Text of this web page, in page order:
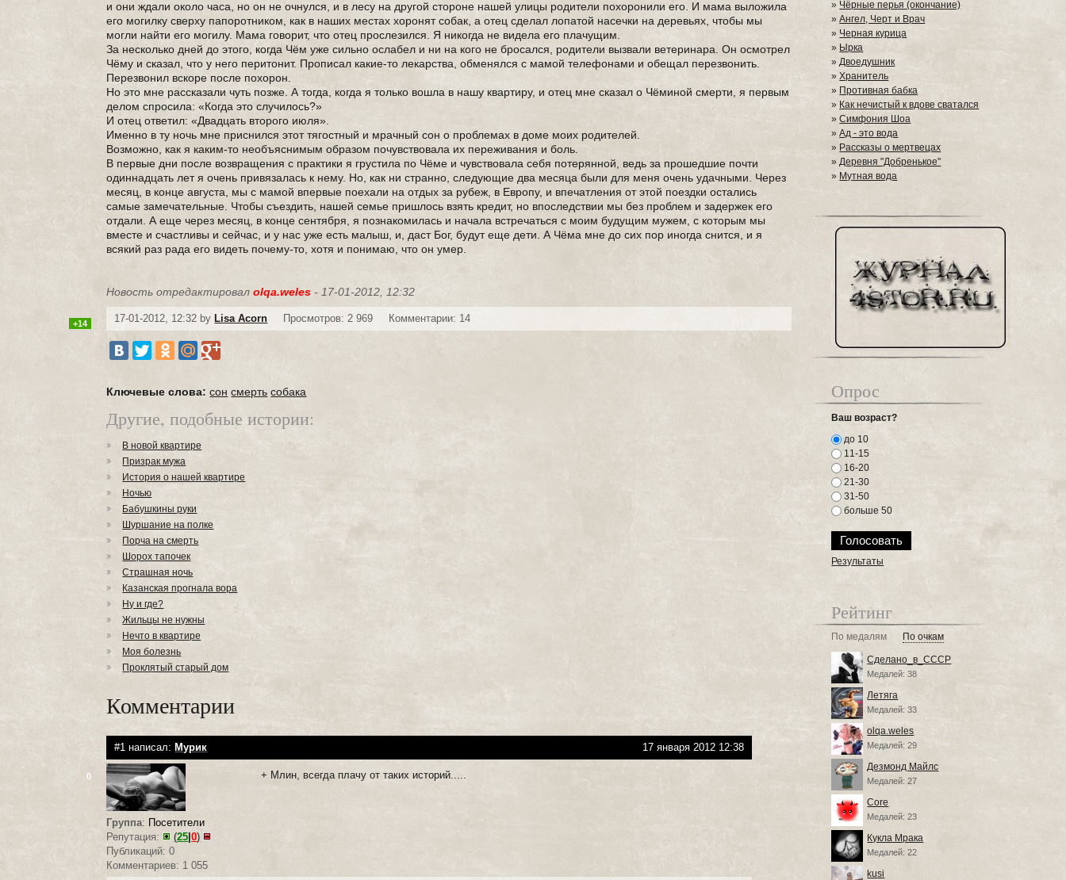
и они ждали около часа, но он не очнулся, и в лесу на другой стороне нашей улицы родители похоронили его. И мама выложила
его могилку сверху папоротником, как в наших местах хоронят собак, а отец сделал лопатой насечки на деревьях, чтобы мы
могли найти его могилу. Мама говорит, что отец прослезился. Я никогда не видела его плачущим.
За несколько дней до этого, когда Чём уже сильно ослабел и ни на кого не бросался, родители вызвали ветеринара. Он осмотрел
Чёму и сказал, что у него перитонит. Прописал какие-то лекарства, обменялся с мамой телефонами и обещал перезвонить.
Перезвонил вскоре после похорон.
Но это мне рассказали чуть позже. А тогда, когда я только вошла в нашу квартиру, и отец мне сказал о Чёминой смерти, я первым
делом спросила: «Когда это случилось?»
И отец ответил: «Двадцать второго июля».
Именно в ту ночь мне приснился этот тягостный и мрачный сон о проблемах в доме моих родителей.
Возможно, как я каким-то необъяснимым образом почувствовала их переживания и боль.
В первые дни после возвращения с практики я грустила по Чёме и чувствовала себя потерянной, ведь за прошедшие почти
одиннадцать лет я очень привязалась к нему. Но, как ни странно, следующие два месяца были для меня очень удачными. Через
месяц, в конце августа, мы с мамой впервые поехали на отдых за рубеж, в Европу, и впечатления от этой поездки остались
самые замечательные. Чтобы съездить, нашей семье пришлось взять кредит, но впоследствии мы без проблем и задержек его
отдали. А еще через месяц, в конце сентября, я познакомилась и начала встречаться с моим будущим мужем, с которым мы
вместе и счастливы и сейчас, и у нас уже есть малыш, и, даст Бог, будут еще дети. А Чёма мне до сих пор иногда снится, и я
всякий раз рада его видеть почему-то, хотя и понимаю, что он умер.
Новость отредактировалolqa.weles - 17-01-2012, 12:32
17-01-2012, 12:32 by Lisa Acorn Просмотров: 2 969 Комментарии: 14
+14
Ключевые слова: сон смерть собака
Другие, подобные истории:
В новой квартире
Призрак мужа
История о нашей квартире
Ночью
Бабушкины руки
Шуршание на полке
Порча на смерть
Шорох тапочек
Страшная ночь
Казанская прогнала вора
Ну и где?
Жильцы не нужны
Нечто в квартире
Моя болезнь
Проклятый старый дом
Комментарии
#1 написал: Мурик 17 января 2012 12:38
0
Группа: Посетители
Репутация:
(25 |0)
Публикаций: 0
Комментариев: 1 055
+ Млин, всегда плачу от таких историй.....
» Чёрные перья (окончание)
»Ангел, Черт и Врач
» Черная курица
» Ырка
»Двоедушник
»Хранитель
» Противная бабка
» Как нечистый к вдове сватался
»Симфония Шоа
»Ад - это вода
» Рассказы о мертвецах
»Деревня "Добренькое"
» Мутная вода
Опрос
Ваш возраст?
до 10
11-15
16-20
21-30
31-50
больше 50
Результаты
Рейтинг
По медалям По очкам
Сделано_в_СССР
Медалей: 38
Летяга
Медалей: 33
olqa.weles
Медалей: 29
Дезмонд Майлс
Медалей: 27
Core
Медалей: 23
Кукла Мрака
Медалей: 22
kusi